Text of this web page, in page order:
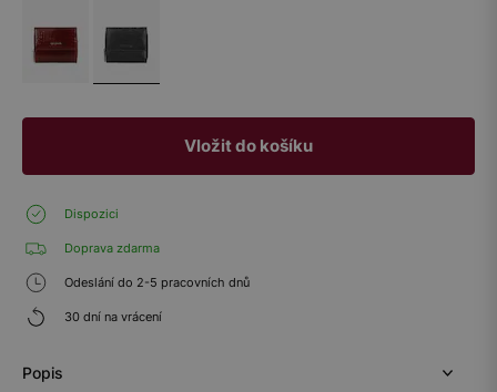
Vložit do košíku
Dispozici
Doprava zdarma
Odeslání do 2-5 pracovních dnů
30 dní na vrácení
Popis